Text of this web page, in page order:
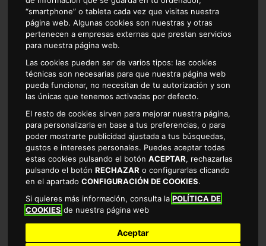
“smartphone” o tableta cada vez que visitas nuestra
página web. Algunas cookies son nuestras y otras
pertenecen a empresas externas que prestan servicios
para nuestra página web.
Las cookies pueden ser de varios tipos: las cookies
técnicas son necesarias para que nuestra página web
pueda funcionar, no necesitan de tu autorización y son
las únicas que tenemos activadas por defecto.
El resto de cookies sirven para mejorar nuestra página,
para personalizarla en base a tus preferencias, o para
poder mostrarte publicidad ajustada a tus búsquedas,
gustos e intereses personales. Puedes aceptar todas
estas cookies pulsando el botónACEPTAR, rechazarlas
pulsando el botónRECHAZAR o configurarlas clicando
en el apartadoCONFIGURACIÓN DE COOKIES.
Si quieres más información, consulta laPOLÍTICA DE
COOKIES de nuestra página web
Aceptar
Resultados por página:
PAPEL ALUMINIO VIVO 20m
1.61 €
EL METRO SALE A 0.08€